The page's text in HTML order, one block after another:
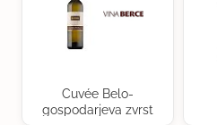
Cuvée Belo-
gospodarjeva zvrst